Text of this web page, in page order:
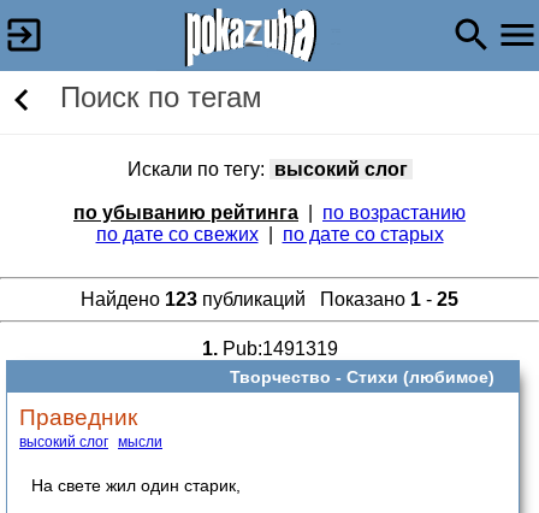
Поиск по тегам
Искали по тегу: высокий слог
по убыванию рейтинга
по возрастанию
по дате со свежих| по дате со старых
Найдено 123 публикаций Показано 1 - 25
1.Pub:1491319
Творчество - Стихи (любимое)
Праведник
высокий слог мысли
На свете жил один старик,